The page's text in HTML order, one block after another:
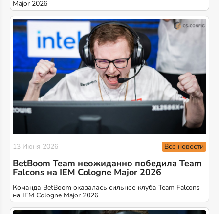
Major 2026
13 Июня 2026 Все новости
BetBoom Team неожиданно победила Team
Falcons на IEM Cologne Major 2026
Команда BetBoom оказалась сильнее клуба Team Falcons
на IEM Cologne Major 2026